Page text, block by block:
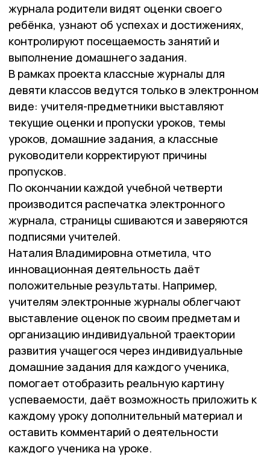
журнала родители видят оценки своего
ребёнка, узнают об успехах и достижениях,
контролируют посещаемость занятий и
выполнение домашнего задания.
В рамках проекта классные журналы для
девяти классов ведутся только в электронном
виде: учителя-предметники выставляют
текущие оценки и пропуски уроков, темы
уроков, домашние задания, а классные
руководители корректируют причины
пропусков.
По окончании каждой учебной четверти
производится распечатка электронного
журнала, страницы сшиваются и заверяются
подписями учителей.
Наталия Владимировна отметила, что
инновационная деятельность даёт
положительные результаты. Например,
учителям электронные журналы облегчают
выставление оценок по своим предметам и
организацию индивидуальной траектории
развития учащегося через индивидуальные
домашние задания для каждого ученика,
помогает отобразить реальную картину
успеваемости, даёт возможность приложить к
каждому уроку дополнительный материал и
оставить комментарий о деятельности
каждого ученика на уроке.